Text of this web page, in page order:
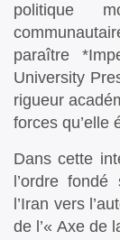
politique
paraître
University
rigueur
forces qu’elle
Dans cette
l’ordre
l’Iran vers
de l’« Axe de